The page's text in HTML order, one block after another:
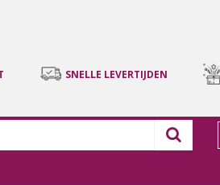
SNELLE LEVERTIJDEN